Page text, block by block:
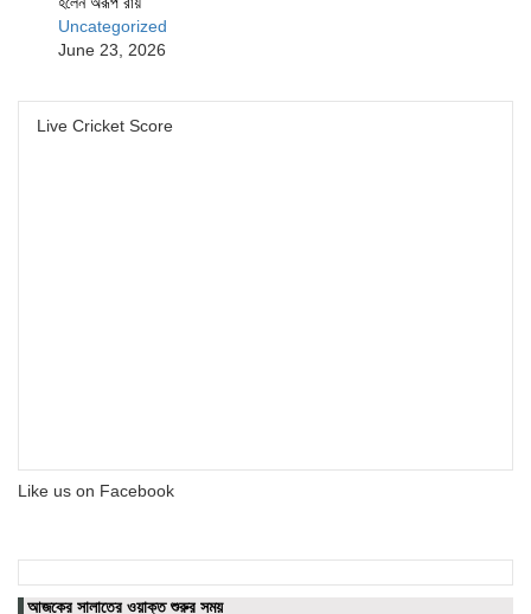
Uncategorized
June 23, 2026
Live Cricket Score
Like us on Facebook
আজকের সালাতের ওয়াক্ত শুরুর সময়